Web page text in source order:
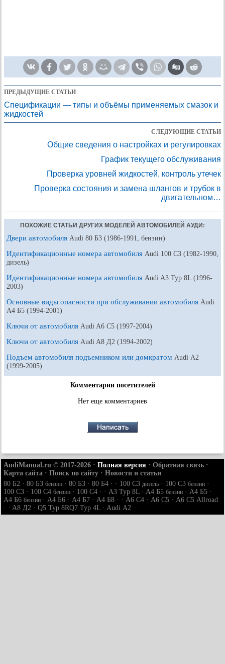
ПРЕДЫДУЩИЕ СТАТЬИ
Спецификации — типы и объёмы применяемых смазок и
жидкостей
СЛЕДУЮЩИЕ СТАТЬИ
Общие сведения о настройках и регулировках
График текущего обслуживания
Проверка уровней жидкостей, контроль утечек
Проверка состояния и замена шлангов и трубок в
двигательном…
ПОХОЖИЕ СТАТЬИ ДРУГИХ МОДЕЛЕЙ АВТОМОБИЛЕЙ АУДИ:
Двери автомобиля Audi 80 Б3 (1986-1991, бензин)
Идентификационные номера автомобиля Audi 100 С3 (1982-1990,
дизель)
Идентификационные номера автомобиля Audi A3 Typ 8L (1996-
2003)
Основные виды опасности при обслуживании автомобиля Audi
A4 Б5 (1994-2001)
Ключи от автомобиля Audi A6 С5 (1997-2004)
Ключи от автомобиля Audi A8 Д2 (1994-2002)
Подъем автомобиля подъемником или домкратом Audi А2
(1999-2005)
Комментарии посетителей
Нет еще комментариев
AudiManual.ru © 2017-2026 · Полная версия · Обратная связь ·
Карта сайта · Поиск по сайту · Новости и статьи
80 Б2 · 80 Б3 бензин · 80 Б3 · 80 Б4 · · 100 С3 дизель · 100 С3 бензин ·
100 С3 · 100 С4 бензин · 100 С4 · · A3 Typ 8L · A4 Б5 бензин · A4 Б5 ·
A4 Б6 бензин · A4 Б6 · A4 Б7 · A4 Б8 · · A6 С4 · A6 С5 · A6 С5 Allroad
· · A8 Д2 · Q5 Typ 8RQ7 Typ 4L · Audi А2